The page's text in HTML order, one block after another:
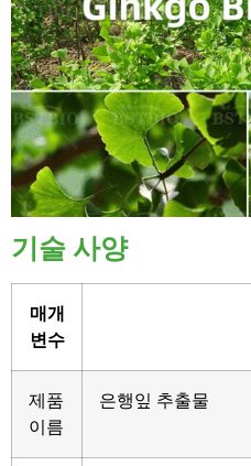
기술 사양
매개
변수
제품
이름
은행잎 추출물